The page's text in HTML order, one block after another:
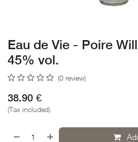
Eau de Vie - Poire
45% vol.
(0 review)
38.90 €
(Tax included)